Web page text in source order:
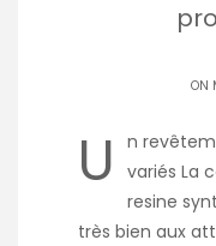
ON
U
n
variés La
resine
très bien aux